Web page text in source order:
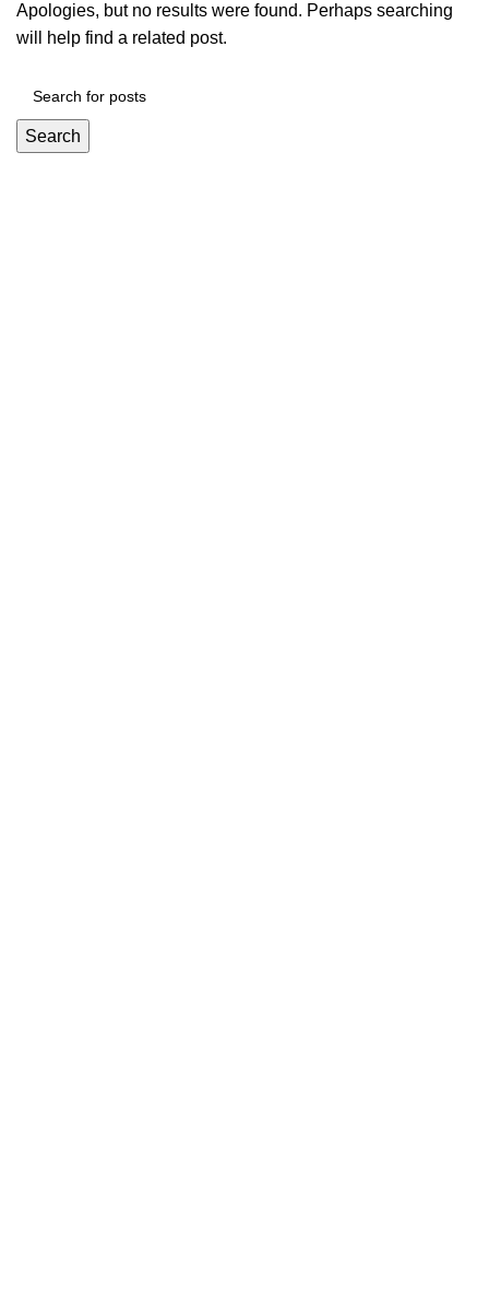
Apologies, but no results were found. Perhaps searching
will help find a related post.
Search